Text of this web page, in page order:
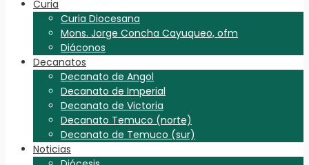
Curia
Curia Diocesana
Mons. Jorge Concha Cayuqueo, ofm
Diáconos
Decanatos
Decanato de Angol
Decanato de Imperial
Decanato de Victoria
Decanato Temuco (norte)
Decanato de Temuco (sur)
Noticias